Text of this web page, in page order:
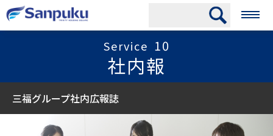
Service 10
社内報
三福グループ社内広報誌